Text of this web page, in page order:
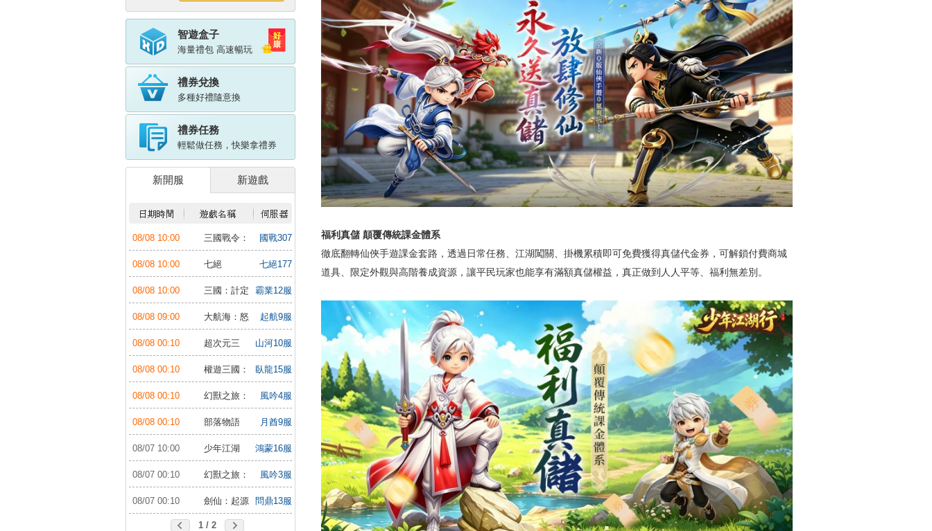
智遊盒子
海量禮包 高速暢玩
禮券兌換
多種好禮隨意換
禮券任務
輕鬆做任務，快樂拿禮券
新開服 新遊戲
08/08 10:00
三國戰令：
戰略版
國戰307
服
08/08 10:00
七絕
七絕177
服
08/08 10:00
三國：計定
山河
霸業12服
08/08 09:00
大航海：怒
海遠征
起航9服
08/08 00:10
超次元三
國：儲值送10倍
山河10服
08/08 00:10
權遊三國：
世界版
臥龍15服
08/08 00:10
幻獸之旅：
新紀元
風吟4服
08/08 00:10 部落物語 月酋9服
08/07 10:00
少年江湖
行：福利版
鴻蒙16服
08/07 00:10
幻獸之旅：
新紀元
風吟3服
08/07 00:10 劍仙：起源 問鼎13服
1 / 2
福利真儲 顛覆傳統課金體系
徹底翻轉仙俠手遊課金套路，透過日常任務、江湖闖關、掛機累積即可免費獲得真儲代金券，可解鎖付費商城
道具、限定外觀與高階養成資源，讓平民玩家也能享有滿額真儲權益，真正做到人人平等、福利無差別。